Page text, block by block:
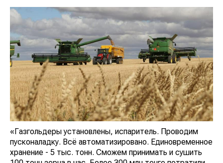
«Газгольдеры установлены, испаритель. Проводим
пусконаладку. Всё автоматизировано. Единовременное
хранение - 5 тыс. тонн. Сможем принимать и сушить